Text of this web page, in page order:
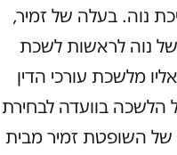
נוה. בעלה של זמיר,
של נוה לראשות לשכת
אליו מלשכת עורכי הדין
הלשכה בוועדה לבחירת
של השופטת זמיר מבית